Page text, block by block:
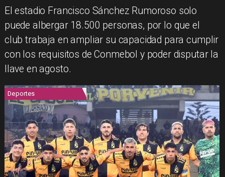
El estadio Francisco Sánchez Rumoroso solo
puede albergar 18.500 personas, por lo que el
club trabaja en ampliar su capacidad para cumplir
con los requisitos de Conmebol y poder disputar la
llave en agosto.
Deportes